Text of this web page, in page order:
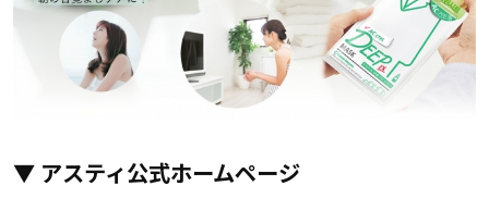
▼ アスティ公式ホームページ